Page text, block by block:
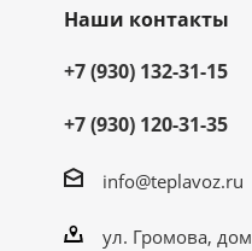
Наши контакты
+7 (930) 132-31-15
+7 (930) 120-31-35
info@teplavoz.ru
ул. Громова, дом